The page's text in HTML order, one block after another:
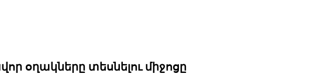
օղակները տեսնելու միջոցը